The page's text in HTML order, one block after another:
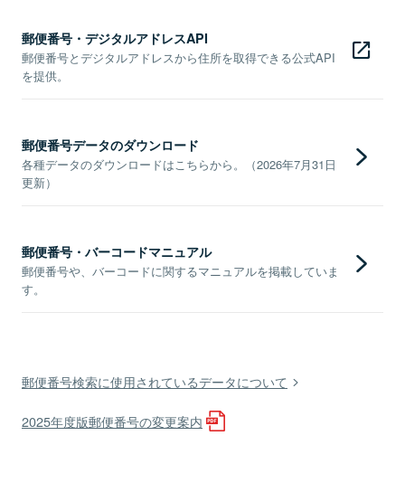
郵便番号・デジタルアドレスAPI
郵便番号とデジタルアドレスから住所を取得できる公式API
を提供。
郵便番号データのダウンロード
各種データのダウンロードはこちらから。（2026年7月31日
更新）
郵便番号・バーコードマニュアル
郵便番号や、バーコードに関するマニュアルを掲載していま
す。
郵便番号検索に使用されているデータについて
2025年度版郵便番号の変更案内